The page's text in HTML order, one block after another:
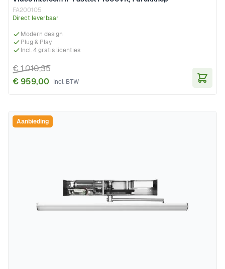
FA200105
Direct leverbaar
Modern design
Plug & Play
Incl. 4 gratis licenties
€ 959,00
€ 1.010,35
Aanbieding